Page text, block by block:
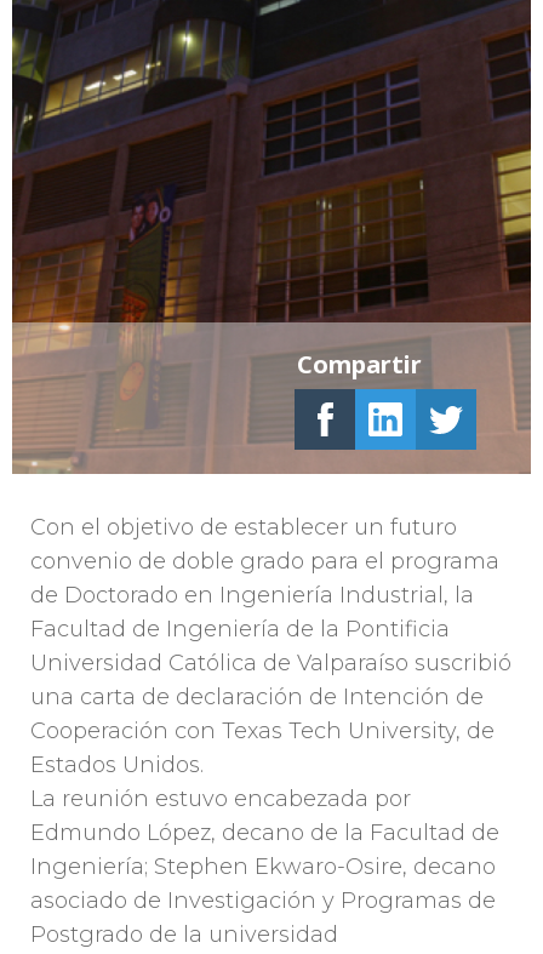
Con el objetivo de establecer un futuro
convenio de doble grado para el programa
de Doctorado en Ingeniería Industrial, la
Facultad de Ingeniería de la Pontificia
Universidad Católica de Valparaíso suscribió
una carta de declaración de Intención de
Cooperación con Texas Tech University, de
Estados Unidos.
La reunión estuvo encabezada por
Edmundo López, decano de la Facultad de
Ingeniería; Stephen Ekwaro-Osire, decano
asociado de Investigación y Programas de
Postgrado de la universidad
Compartir